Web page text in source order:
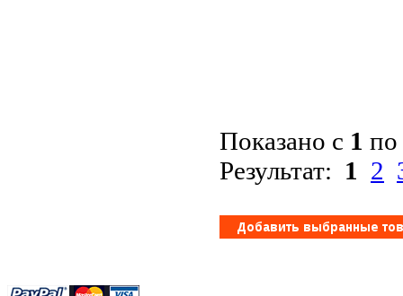
Показано с 1 по
Результат: 1 2